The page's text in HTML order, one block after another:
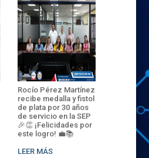
Rocío Pérez Martínez
recibe medalla y fistol
de plata por 30 años
de servicio en la SEP
🎉👏 ¡Felicidades por
este logro! 💼📚
LEER MÁS
ENECB-
del
batalla.
32
sede